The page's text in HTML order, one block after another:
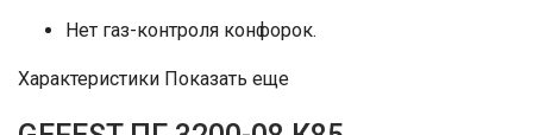
Нет газ-контроля конфорок.
Характеристики Показать еще